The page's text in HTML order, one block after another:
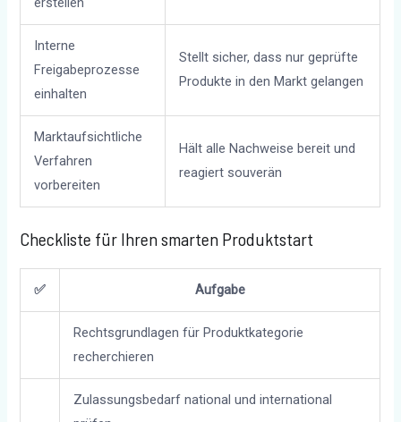
Interne
Freigabeprozesse
einhalten
Stellt sicher, dass nur geprüfte
Produkte in den Markt gelangen
Marktaufsichtliche
Verfahren
vorbereiten
Hält alle Nachweise bereit und
reagiert souverän
Checkliste für Ihren smarten Produktstart
✅ Aufgabe
Rechtsgrundlagen für Produktkategorie
recherchieren
Zulassungsbedarf national und international